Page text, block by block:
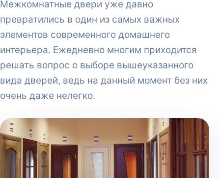
Межкомнатные двери уже давно
превратились в один из самых важных
элементов современного домашнего
интерьера. Ежедневно многим приходится
решать вопрос о выборе вышеуказанного
вида дверей, ведь на данный момент без них
очень даже нелегко.